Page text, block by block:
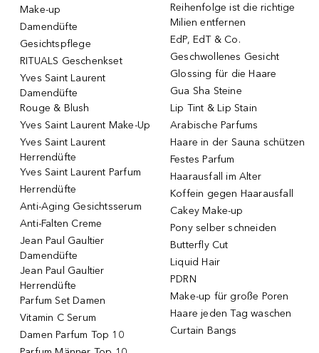
Make-up
Damendüfte
Gesichtspflege
RITUALS Geschenkset
Yves Saint Laurent
Damendüfte
Rouge & Blush
Yves Saint Laurent Make-Up
Yves Saint Laurent
Herrendüfte
Yves Saint Laurent Parfum
Herrendüfte
Anti-Aging Gesichtsserum
Anti-Falten Creme
Jean Paul Gaultier
Damendüfte
Jean Paul Gaultier
Herrendüfte
Parfum Set Damen
Vitamin C Serum
Damen Parfum Top 10
Reihenfolge ist die richtige
Milien entfernen
EdP, EdT & Co.
Geschwollenes Gesicht
Glossing für die Haare
Gua Sha Steine
Lip Tint & Lip Stain
Arabische Parfums
Haare in der Sauna schützen
Festes Parfum
Haarausfall im Alter
Koffein gegen Haarausfall
Cakey Make-up
Pony selber schneiden
Butterfly Cut
Liquid Hair
PDRN
Make-up für große Poren
Haare jeden Tag waschen
Curtain Bangs